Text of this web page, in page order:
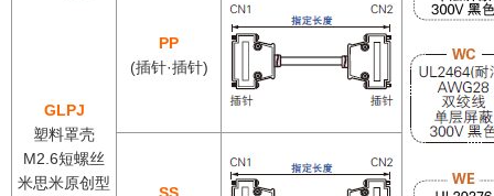
GLPJ
塑料罩壳
M2.6短螺丝
米思米原创型
PP
(插针·插针)